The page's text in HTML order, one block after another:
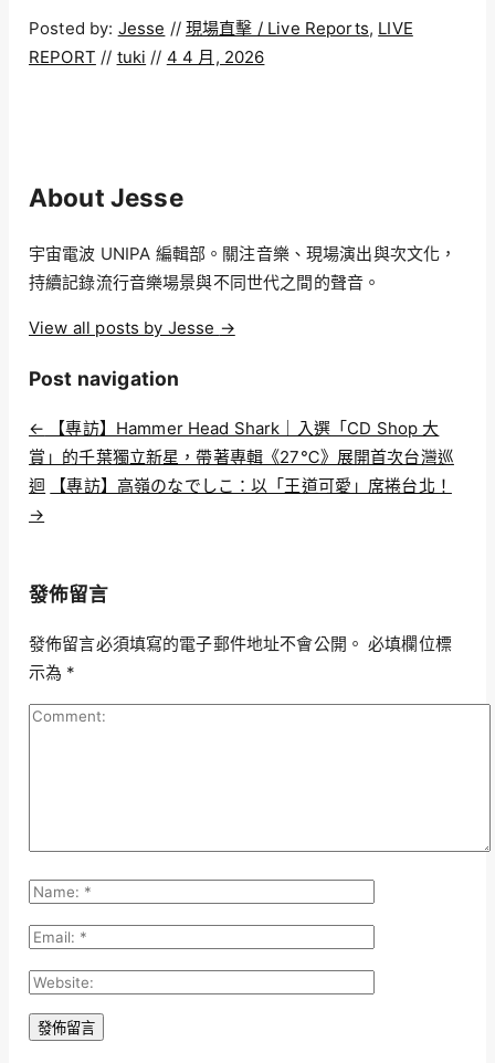
Posted by: Jesse // 現場直擊 / Live Reports, LIVE
REPORT // tuki // 4 4 月, 2026
About Jesse
宇宙電波 UNIPA 編輯部。關注音樂、現場演出與次文化，
持續記錄流行音樂場景與不同世代之間的聲音。
View all posts by Jesse →
Post navigation
← 【專訪】Hammer Head Shark｜入選「CD Shop 大
賞」的千葉獨立新星，帶著專輯《27℃》展開首次台灣巡
迴
【專訪】高嶺のなでしこ：以「王道可愛」席捲台北！
→
發佈留言
發佈留言必須填寫的電子郵件地址不會公開。 必填欄位標
示為 *